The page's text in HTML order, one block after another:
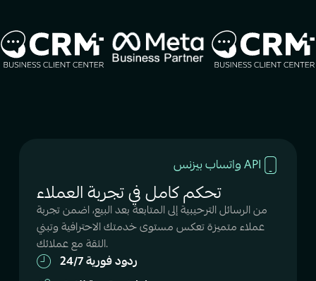
واتساب بيزنس API
تحكم كامل في تجربة العملاء
من الرسائل الترحيبية إلى المتابعة بعد البيع، اضمن تجربة
عملاء متميزة تعكس مستوى خدمتك الاحترافية وتبني
الثقة مع عملائك.
ردود فورية 24/7